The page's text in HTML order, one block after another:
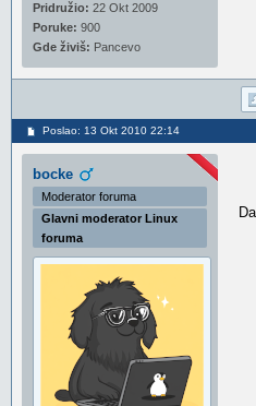
Pridružio: 22 Okt 2009
Poruke: 900
Gde živiš: Pancevo
Poslao: 13 Okt 2010 22:14
bocke
Moderator foruma
Glavni moderator Linux
foruma